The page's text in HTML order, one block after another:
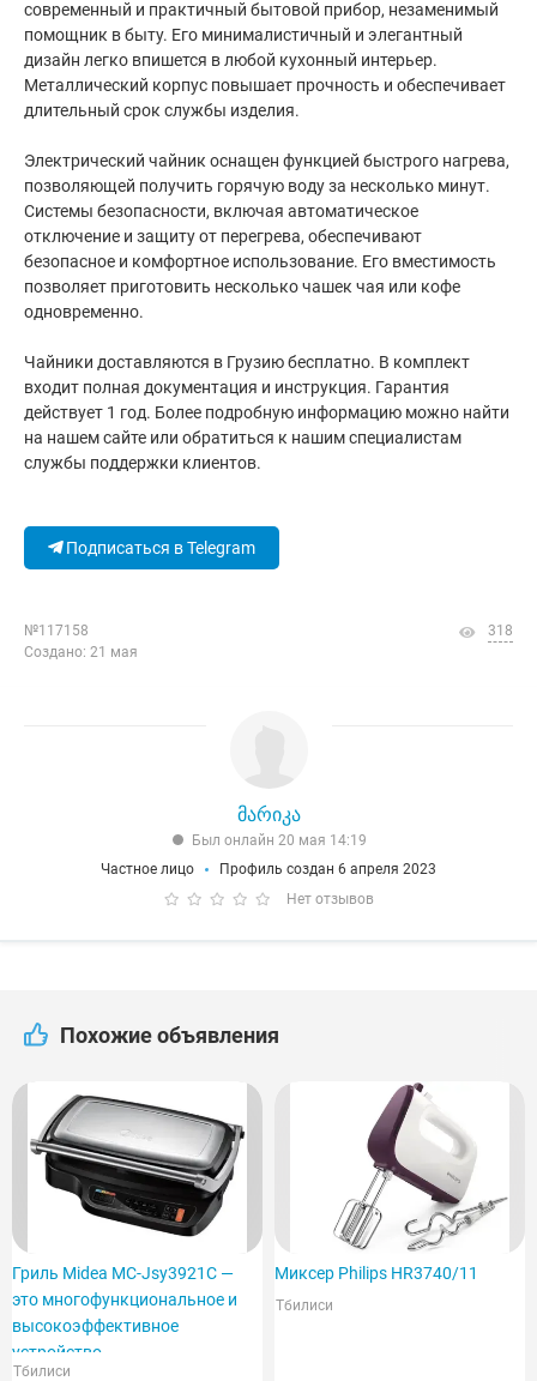
современный и практичный бытовой прибор, незаменимый
помощник в быту. Его минималистичный и элегантный
дизайн легко впишется в любой кухонный интерьер.
Металлический корпус повышает прочность и обеспечивает
длительный срок службы изделия.
Электрический чайник оснащен функцией быстрого нагрева,
позволяющей получить горячую воду за несколько минут.
Системы безопасности, включая автоматическое
отключение и защиту от перегрева, обеспечивают
безопасное и комфортное использование. Его вместимость
позволяет приготовить несколько чашек чая или кофе
одновременно.
Чайники доставляются в Грузию бесплатно. В комплект
входит полная документация и инструкция. Гарантия
действует 1 год. Более подробную информацию можно найти
на нашем сайте или обратиться к нашим специалистам
службы поддержки клиентов.
Подписаться в Telegram
№117158
Создано: 21 мая
318
მარიკა
Был онлайн 20 мая 14:19
Частное лицо
Профиль создан 6 апреля 2023
Нет отзывов
Похожие объявления
Гриль Midea MC-Jsy3921C —
это многофункциональное и
высокоэффективное
устройство.
Тбилиси
Миксер Philips HR3740/11
Тбилиси